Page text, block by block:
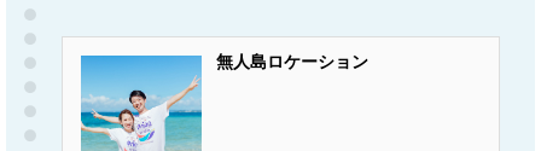
無人島ロケーション